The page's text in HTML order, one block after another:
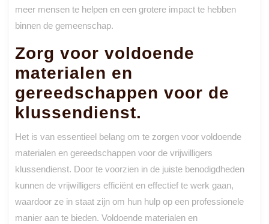
meer mensen te helpen en een grotere impact te hebben
binnen de gemeenschap.
Zorg voor voldoende
materialen en
gereedschappen voor de
klussendienst.
Het is van essentieel belang om te zorgen voor voldoende
materialen en gereedschappen voor de vrijwilligers
klussendienst. Door te voorzien in de juiste benodigdheden
kunnen de vrijwilligers efficiënt en effectief te werk gaan,
waardoor ze in staat zijn om hun hulp op een professionele
manier aan te bieden. Voldoende materialen en